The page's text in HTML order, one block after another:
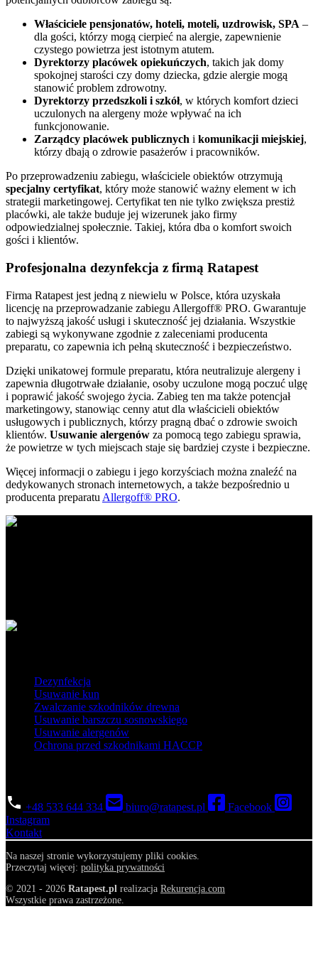
Właściciele pensjonatów, hoteli, moteli, uzdrowisk, SPA –
dla gości, którzy mogą cierpieć na alergie, zapewnienie
czystego powietrza jest istotnym atutem.
Dyrektorzy placówek opiekuńczych, takich jak domy
spokojnej starości czy domy dziecka, gdzie alergie mogą
stanowić problem zdrowotny.
Dyrektorzy przedszkoli i szkół, w których komfort dzieci
uczulonych na alergeny może wpływać na ich
funkcjonowanie.
Zarządcy placówek publicznych i komunikacji miejskiej,
którzy dbają o zdrowie pasażerów i pracowników.
Po przeprowadzeniu zabiegu, właściciele obiektów otrzymują
specjalny certyfikat, który może stanowić ważny element w ich
strategii marketingowej. Certyfikat ten nie tylko zwiększa prestiż
placówki, ale także buduje jej wizerunek jako firmy
odpowiedzialnej społecznie. Takiej, która dba o komfort swoich
gości i klientów.
Profesjonalna dezynfekcja z firmą Ratapest
Firma Ratapest jest jedną z niewielu w Polsce, która uzyskała
licencję na przeprowadzanie zabiegu Allergoff® PRO. Gwarantuje
to najwyższą jakość usługi i skuteczność jej działania. Wszystkie
zabiegi są wykonywane zgodnie z zaleceniami producenta
preparatu, co zapewnia ich pełną skuteczność i bezpieczeństwo.
Dzięki unikatowej formule preparatu, która neutralizuje alergeny i
zapewnia długotrwałe działanie, osoby uczulone mogą poczuć ulgę
i poprawić jakość swojego życia. Zabieg ten ma także potencjał
marketingowy, stanowiąc cenny atut dla właścicieli obiektów
usługowych i publicznych, którzy pragną dbać o zdrowie swoich
klientów. Usuwanie alergenów za pomocą tego zabiegu sprawia,
że powietrze w tych miejscach staje się bardziej czyste i bezpieczne.
Więcej informacji o zabiegu i jego korzyściach można znaleźć na
dedykowanych stronach internetowych, a także bezpośrednio u
producenta preparatu Allergoff® PRO.
Dezynfekcja
Usuwanie kun
Zwalczanie szkodników drewna
Usuwanie barszczu sosnowskiego
Usuwanie alergenów
Ochrona przed szkodnikami HACCP
+48 533 644 334 biuro@ratapest.pl
Facebook
Instagram
Kontakt
Na naszej stronie wykorzystujemy pliki cookies.
Przeczytaj więcej: polityka prywatności
© 2021 - 2026 Ratapest.pl realizacja Rekurencja.com
Wszystkie prawa zastrzeżone.